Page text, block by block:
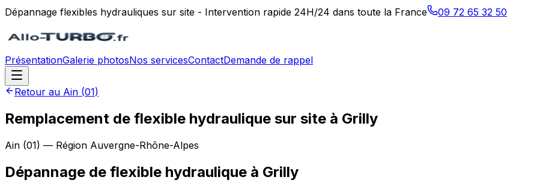
Dépannage flexibles hydrauliques sur site - Intervention rapide 24H/24 dans toute la France 09 72 65 32 50
PrésentationGalerie photosNos servicesContactDemande de rappel
Retour au Ain (01)
Remplacement de flexible hydraulique sur site à Grilly
Ain (01) — Région Auvergne-Rhône-Alpes
Dépannage de flexible hydraulique à Grilly